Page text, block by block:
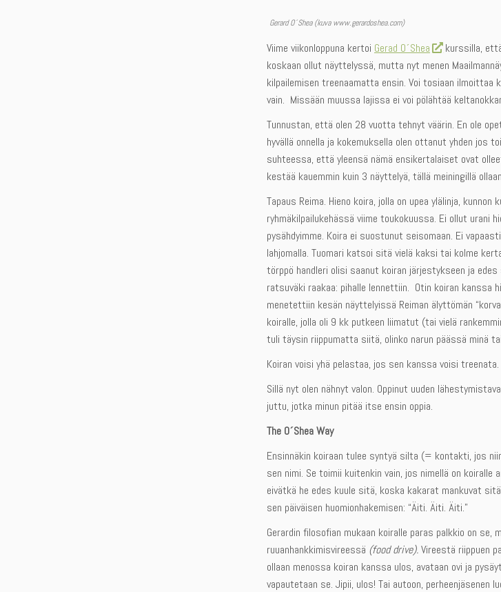
Gerard O´Shea (kuva www.gerardoshea.com)
Viime viikonloppuna kertoi Gerad O´Shea
kurssilla,
koskaan ollut näyttelyssä, mutta nyt menen
kilpailemisen treenaamatta ensin. Voi tosiaan ilmoittaa
vain. Missään muussa lajissa ei voi pölähtää
Tunnustan, että olen 28 vuotta tehnyt väärin. En ole
hyvällä onnella ja kokemuksella olen ottanut yhden jos
suhteessa, että yleensä nämä ensikertalaiset ovat
kestää kauemmin kuin 3 näyttelyä, tällä meiningillä
Tapaus Reima. Hieno koira, jolla on upea ylälinja,
ryhmäkilpailukehässä viime toukokuussa. Ei ollut urani
pysähdyimme. Koira ei suostunut seisomaan. Ei
lahjomalla. Tuomari katsoi sitä vielä kaksi tai kolme
törppö handleri olisi saanut koiran järjestykseen ja
ratsuväki raakaa: pihalle lennettiin. Otin koiran kanssa
menetettiin kesän näyttelyissä Reiman älyttömän
koiralle, jolla oli 9 kk putkeen liimatut (tai vielä
tuli täysin riippumatta siitä, olinko narun päässä minä
Koiran voisi yhä pelastaa, jos sen kanssa voisi
Sillä nyt olen nähnyt valon. Oppinut uuden
juttu, jotka minun pitää itse ensin oppia.
The O´Shea Way
Ensinnäkin koiraan tulee syntyä silta (= kontakti, jos
sen nimi. Se toimii kuitenkin vain, jos nimellä on
eivätkä he edes kuule sitä, koska kakarat mankuvat
sen päiväisen huomionhakemisen: “Äiti. Äiti. Äiti.”
Gerardin filosofian mukaan koiralle paras palkkio on se,
ruuanhankkimisvireessä (food drive).Vireestä riippuen
ollaan menossa koiran kanssa ulos, avataan ovi ja
vapautetaan se. Jipii, ulos! Tai autoon, perheenjäsenen